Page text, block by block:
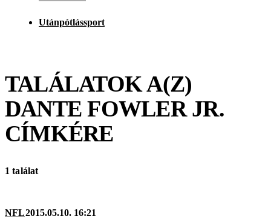
Utánpótlássport
TALÁLATOK A(Z)
DANTE FOWLER JR.
CÍMKÉRE
1 találat
NFL2015.05.10. 16:21